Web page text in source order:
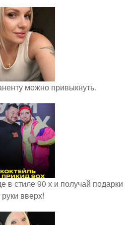
можно привыкнуть.
в стиле 90 х и получай подарки
руки вверх!